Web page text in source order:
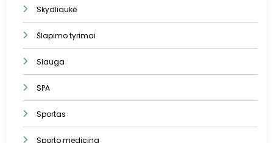
Skydliaukė
Šlapimo tyrimai
Slauga
SPA
Sportas
Sporto medicina